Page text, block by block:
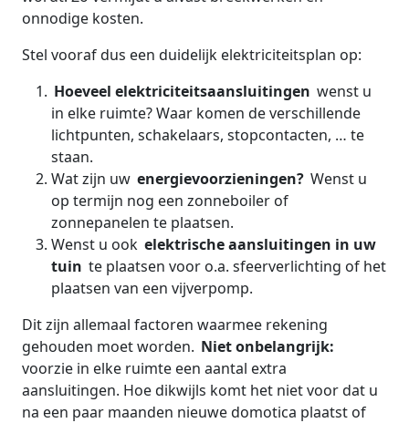
onnodige kosten.
Stel vooraf dus een duidelijk elektriciteitsplan op:
Hoeveel elektriciteitsaansluitingen wenst u
in elke ruimte? Waar komen de verschillende
lichtpunten, schakelaars, stopcontacten, … te
staan.
Wat zijn uw energievoorzieningen? Wenst u
op termijn nog een zonneboiler of
zonnepanelen te plaatsen.
Wenst u ook elektrische aansluitingen in uw
tuin te plaatsen voor o.a. sfeerverlichting of het
plaatsen van een vijverpomp.
Dit zijn allemaal factoren waarmee rekening
gehouden moet worden. Niet onbelangrijk:
voorzie in elke ruimte een aantal extra
aansluitingen. Hoe dikwijls komt het niet voor dat u
na een paar maanden nieuwe domotica plaatst of